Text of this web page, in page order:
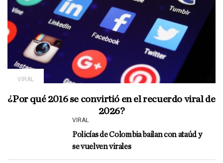
VIRAL
¿Por qué 2016 se convirtió en el recuerdo viral de
2026?
VIRAL
Policías de Colombia bailan con ataúd y
se vuelven virales